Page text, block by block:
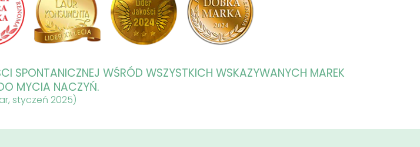
SPONTANICZNEJ WŚRÓD WSZYSTKICH WSKAZYWANYCH MAREK
MYCIA NACZYŃ.
styczeń 2025)